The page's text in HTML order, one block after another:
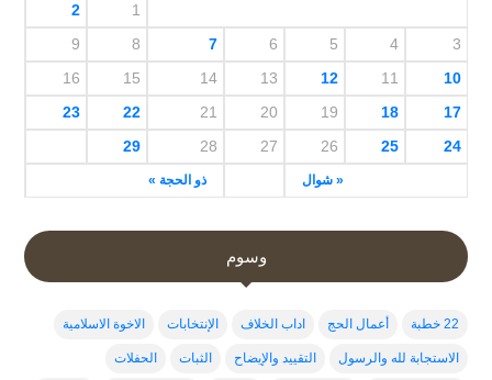
« شوال ذو الحجة »
1
2
3
4
5
6
7
8
9
10
11
12
13
14
15
16
17
18
19
20
21
22
23
24
25
26
27
28
29
وسوم
22 خطبة أعمال الحج اداب الخلاف الإنتخابات الاخوة الاسلامية
الاستجابة لله والرسول التقييد والإيضاح الثبات الحفلات